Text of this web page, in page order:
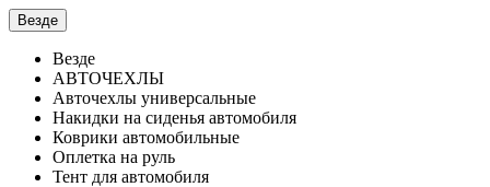
Везде
Везде
АВТОЧЕХЛЫ
Авточехлы универсальные
Накидки на сиденья автомобиля
Коврики автомобильные
Оплетка на руль
Тент для автомобиля